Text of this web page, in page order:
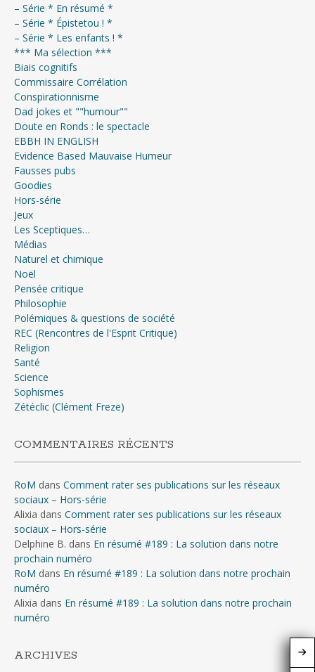
– Série * En résumé *
– Série * Épistetou ! *
– Série * Les enfants ! *
*** Ma sélection ***
Biais cognitifs
Commissaire Corrélation
Conspirationnisme
Dad jokes et ""humour""
Doute en Ronds : le spectacle
EBBH IN ENGLISH
Evidence Based Mauvaise Humeur
Fausses pubs
Goodies
Hors-série
Jeux
Les Sceptiques…
Médias
Naturel et chimique
Noël
Pensée critique
Philosophie
Polémiques & questions de société
REC (Rencontres de l'Esprit Critique)
Religion
Santé
Science
Sophismes
Zétéclic (Clément Freze)
COMMENTAIRES RÉCENTS
RoM dans Comment rater ses publications sur les réseaux
sociaux – Hors-série
Alixia dans Comment rater ses publications sur les réseaux
sociaux – Hors-série
Delphine B. dans En résumé #189 : La solution dans notre
prochain numéro
RoM dans En résumé #189 : La solution dans notre prochain
numéro
Alixia dans En résumé #189 : La solution dans notre prochain
numéro
ARCHIVES